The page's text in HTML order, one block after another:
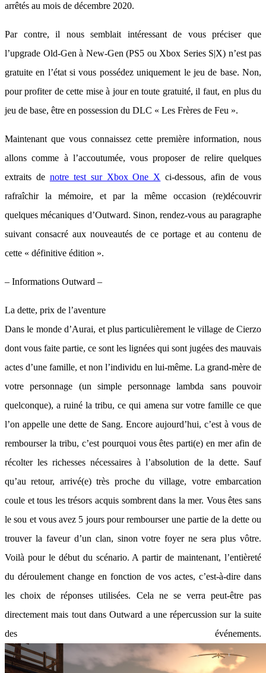
arrêtés au mois de décembre 2020.
Par contre, il nous semblait intéressant de vous préciser que
l’upgrade Old-Gen à New-Gen (PS5 ou Xbox Series S|X) n’est pas
gratuite en l’état si vous possédez uniquement le jeu de base. Non,
pour profiter de cette mise à jour en toute gratuité, il faut, en plus du
jeu de base, être en possession du DLC « Les Frères de Feu ».
Maintenant que vous connaissez cette première information, nous
allons comme à l’accoutumée, vous proposer de relire quelques
extraits de notre test sur Xbox One X ci-dessous, afin de vous
rafraîchir la mémoire, et par la même occasion (re)découvrir
quelques mécaniques d’Outward. Sinon, rendez-vous au paragraphe
suivant consacré aux nouveautés de ce portage et au contenu de
cette « définitive édition ».
– Informations Outward –
La dette, prix de l’aventure
Dans le monde d’Aurai, et plus particulièrement le village de Cierzo
dont vous faite partie, ce sont les lignées qui sont jugées des mauvais
actes d’une famille, et non l’individu en lui-même. La grand-mère de
votre personnage (un simple personnage lambda sans pouvoir
quelconque), a ruiné la tribu, ce qui amena sur votre famille ce que
l’on appelle une dette de Sang. Encore aujourd’hui, c’est à vous de
rembourser la tribu, c’est pourquoi vous êtes parti(e) en mer afin de
récolter les richesses nécessaires à l’absolution de la dette. Sauf
qu’au retour, arrivé(e) très proche du village, votre embarcation
coule et tous les trésors acquis sombrent dans la mer. Vous êtes sans
le sou et vous avez 5 jours pour rembourser une partie de la dette ou
trouver la faveur d’un clan, sinon votre foyer ne sera plus vôtre.
Voilà pour le début du scénario. A partir de maintenant, l’entièreté
du déroulement change en fonction de vos actes, c’est-à-dire dans
les choix de réponses utilisées. Cela ne se verra peut-être pas
directement mais tout dans Outward a une répercussion sur la suite
des événements.